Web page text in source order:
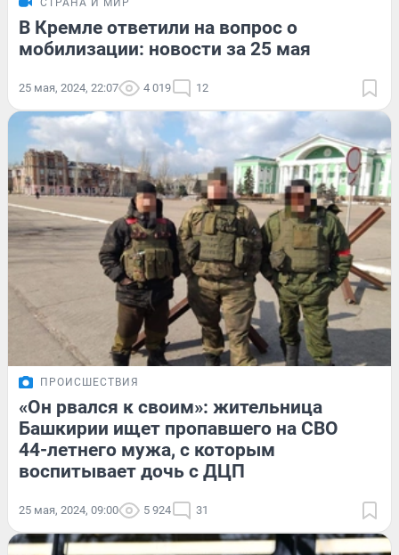
СТРАНА И МИР
В Кремле ответили на вопрос о
мобилизации: новости за 25 мая
25 мая, 2024, 22:07 4 019 12
ПРОИСШЕСТВИЯ
«Он рвался к своим»: жительница
Башкирии ищет пропавшего на СВО
44-летнего мужа, с которым
воспитывает дочь с ДЦП
25 мая, 2024, 09:00 5 924 31